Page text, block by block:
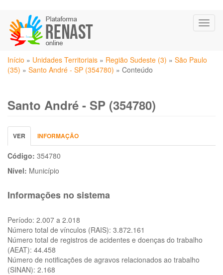
para
conteúdo
principal
Você
está
Início » Unidades Territoriais » Região Sudeste (3) » São Paulo
(35) » Santo André - SP (354780) » Conteúdo
Santo André - SP (354780)
Abas
primárias
VER (ABA
ATIVA)
INFORMAÇÃO
Código: 354780
Nível: Município
Informações no sistema
Período: 2.007 a 2.018
Número total de vínculos (RAIS): 3.872.161
Número total de registros de acidentes e doenças do trabalho
(AEAT): 44.458
Número de notificações de agravos relacionados ao trabalho
(SINAN): 2.168